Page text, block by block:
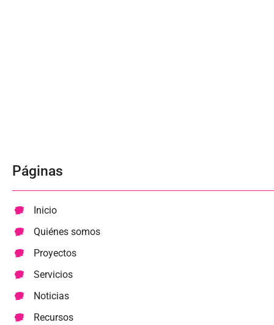
Páginas
Inicio
Quiénes somos
Proyectos
Servicios
Noticias
Recursos